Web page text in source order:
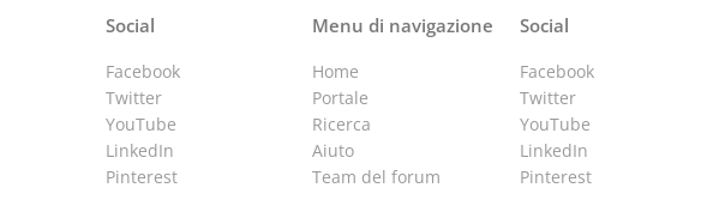
Social
Facebook
Twitter
YouTube
LinkedIn
Pinterest
Menu di navigazione
Home
Portale
Ricerca
Aiuto
Team del forum
Social
Facebook
Twitter
YouTube
LinkedIn
Pinterest